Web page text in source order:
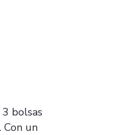
bolsas
un